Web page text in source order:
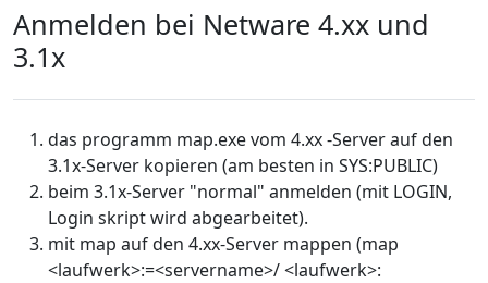
Anmelden bei Netware 4.xx und
3.1x
das programm map.exe vom 4.xx -Server auf den
3.1x-Server kopieren (am besten in SYS:PUBLIC)
beim 3.1x-Server "normal" anmelden (mit LOGIN,
Login skript wird abgearbeitet).
mit map auf den 4.xx-Server mappen (map
<laufwerk>:=<servername>/ <laufwerk>: